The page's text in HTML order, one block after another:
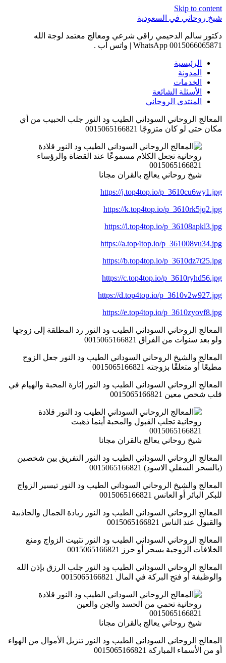
Skip to content
شيخ روحاني في السعودية
دكتور سالم الدحيمي راقي شرعي ومعالج معتمد لوجة الله
0015066065871 WhatsApp | واتس آب .
الرئيسية
المدونة
الخدمات
الأسئلة الشائعة
المنتدى الروحاني
المعالج الروحاني السوداني الطيب ود النور جلب الحبيب من أي
مكان حتى لو كان متزوجًا 0015065166821
شيخ روحاني يعالج بالقران مجانا
https://j.top4top.io/p_3610cu6wy1.jpg
https://k.top4top.io/p_3610rk5jq2.jpg
https://l.top4top.io/p_36108apkl3.jpg
https://a.top4top.io/p_361008vu34.jpg
https://b.top4top.io/p_3610dz7t25.jpg
https://c.top4top.io/p_3610ryhd56.jpg
https://d.top4top.io/p_3610v2w927.jpg
https://e.top4top.io/p_3610zyovf8.jpg
المعالج الروحاني السوداني الطيب ود النور رد المطلقة إلى زوجها
ولو بعد سنوات من الفراق 0015065166821
المعالج والشيخ الروحاني السوداني الطيب ود النور جعل الزوج
مطيعًا أو متعلقًا بزوجته 0015065166821
المعالج الروحاني السوداني الطيب ود النور إثارة المحبة والهيام في
قلب شخص معين 0015065166821
شيخ روحاني يعالج بالقران مجانا
المعالج الروحاني السوداني الطيب ود النور التفريق بين شخصين
(بالسحر السفلي الاسود) 0015065166821
المعالج والشيخ الروحاني السوداني الطيب ود النور تيسير الزواج
للبكر البائر أو العانس 0015065166821
المعالج الروحاني السوداني الطيب ود النور زيادة الجمال والجاذبية
والقبول عند الناس 0015065166821
المعالج الروحاني السوداني الطيب ود النور تثبيت الزواج ومنع
الخلافات الزوجية بسحر أو حرز 0015065166821
المعالج الروحاني السوداني الطيب ود النور جلب الرزق بإذن الله
والوظيفة أو فتح البركة في المال 0015065166821
شيخ روحاني يعالج بالقران مجانا
المعالج الروحاني السوداني الطيب ود النور تنزيل الأموال من الهواء
أو من الأسماء المباركة 0015065166821